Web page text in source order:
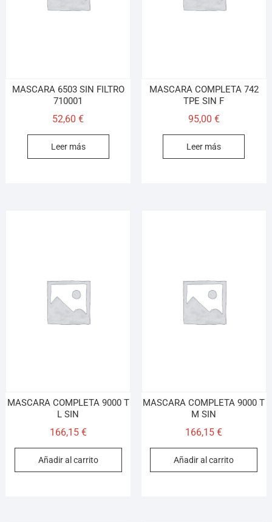
MASCARA 6503 SIN FILTRO
710001
52,60€
Leer más
MASCARA COMPLETA 742
TPE SIN F
95,00 €
Leer más
MASCARA COMPLETA 9000 T
L SIN
166,15 €
Añadir al carrito
MASCARA COMPLETA 9000 T
M SIN
166,15€
Añadir al carrito
Llamar (cerrado) Cómo llegar
¡Hola! Soy el asesor virtual de Ferretería El Arroyo.
aunque no sepas el nombre exacto